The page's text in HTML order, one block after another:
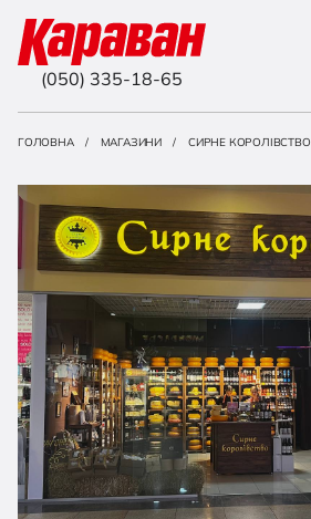
(050) 335-18-65
ГОЛОВНА МАГАЗИНИ СИРНЕ КОРОЛІВСТВО